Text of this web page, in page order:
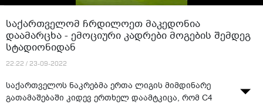
საქართველომ ჩრდილოეთ მაკედონია
დაამარცხა - ემოციური კადრები მოგების შემდეგ
სტადიონიდან
22:22 / 23-09-2022
საქართველოს ნაკრებმა ერთა ლიგის მიმდინარე
გათამაშებაში კიდევ ერთხელ დაამტკიცა, რომ C4